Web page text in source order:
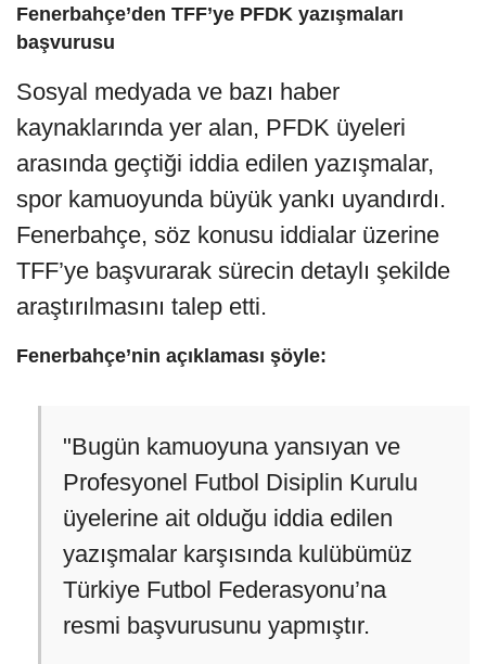
Fenerbahçe’den TFF’ye PFDK yazışmaları
başvurusu
Sosyal medyada ve bazı haber
kaynaklarında yer alan, PFDK üyeleri
arasında geçtiği iddia edilen yazışmalar,
spor kamuoyunda büyük yankı uyandırdı.
Fenerbahçe, söz konusu iddialar üzerine
TFF’ye başvurarak sürecin detaylı şekilde
araştırılmasını talep etti.
Fenerbahçe’nin açıklaması şöyle:
"Bugün kamuoyuna yansıyan ve
Profesyonel Futbol Disiplin Kurulu
üyelerine ait olduğu iddia edilen
yazışmalar karşısında kulübümüz
Türkiye Futbol Federasyonu’na
resmi başvurusunu yapmıştır.